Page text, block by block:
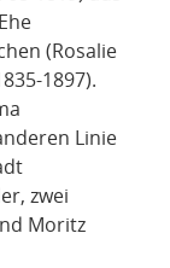
(Rosalie
1897).
Linie
zwei
Moritz